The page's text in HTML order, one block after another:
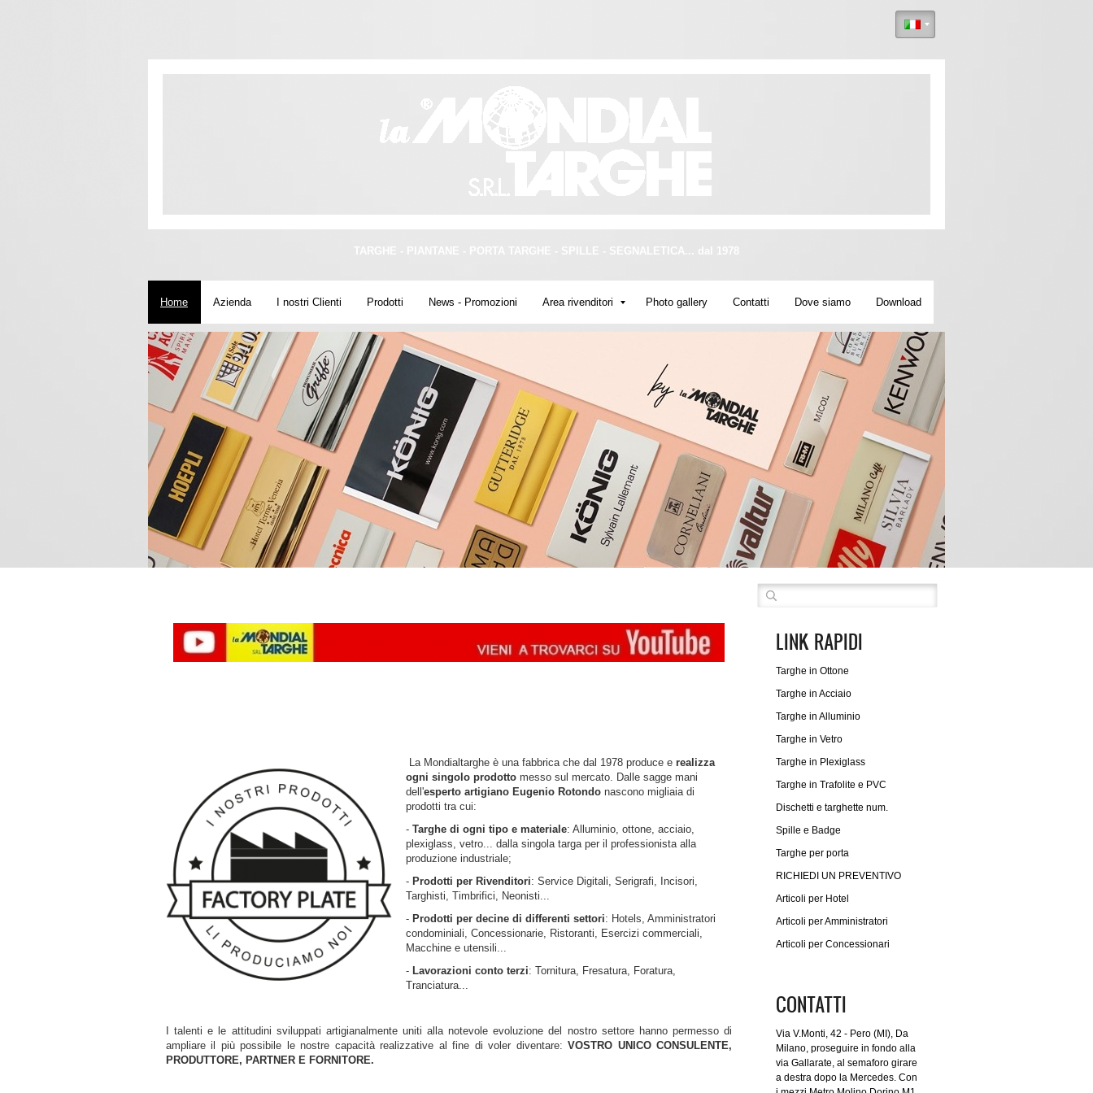
TARGHE - PIANTANE - PORTA TARGHE - SPILLE - SEGNALETICA... dal 1978
Home Azienda I nostri Clienti Prodotti News - Promozioni Area rivenditori Photo gallery Contatti Dove siamo Download
La Mondialtarghe è una fabbrica che dal 1978 produce e realizza
ogni singolo prodotto messo sul mercato. Dalle sagge mani
dell'esperto artigiano Eugenio Rotondo nascono migliaia di
prodotti tra cui:
- Targhe di ogni tipo e materiale: Alluminio, ottone, acciaio,
plexiglass, vetro... dalla singola targa per il professionista alla
produzione industriale;
- Prodotti per Rivenditori: Service Digitali, Serigrafi, Incisori,
Targhisti, Timbrifici, Neonisti...
- Prodotti per decine di differenti settori: Hotels, Amministratori
condominiali, Concessionarie, Ristoranti, Esercizi commerciali,
Macchine e utensili...
- Lavorazioni conto terzi: Tornitura, Fresatura, Foratura,
Tranciatura...
I talenti e le attitudini sviluppati artigianalmente uniti alla notevole evoluzione del nostro settore hanno permesso di
ampliare il più possibile l e nostre capacità realizzative al fine di voler diventare:VOSTRO UNICO CONSULENTE,
PRODUTTORE, PARTNER E FORNITORE.
LINK RAPIDI
Targhe in Ottone
Targhe in Acciaio
Targhe in Alluminio
Targhe in Vetro
Targhe in Plexiglass
Targhe in Trafolite e PVC
Dischetti e targhette num.
Spille e Badge
Targhe per porta
RICHIEDI UN PREVENTIVO
Articoli per Hotel
Articoli per Amministratori
Articoli per Concessionari
CONTATTI
Via V.Monti, 42 - Pero (MI), Da
Milano, proseguire in fondo alla
via Gallarate, al semaforo girare
a destra dopo la Mercedes. Con